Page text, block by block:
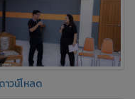
ดาวน์โหลด